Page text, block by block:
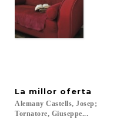
La millor oferta
Alemany Castells, Josep;
Tornatore, Giuseppe...